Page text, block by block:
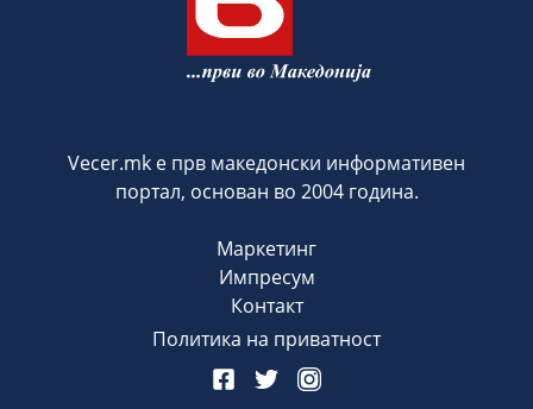
Vecer.mk е прв македонски информативен
портал, основан во 2004 година.
Маркетинг
Импресум
Контакт
Политика на приватност